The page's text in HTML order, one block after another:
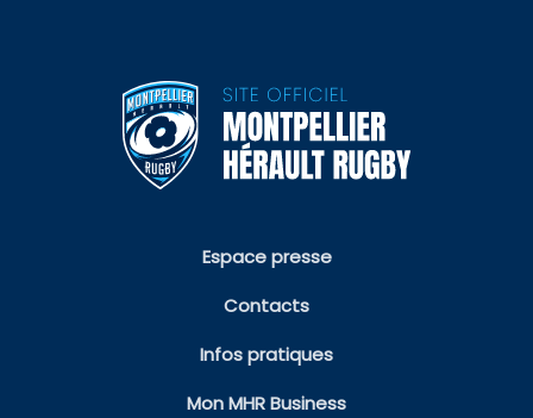
Espace presse
Contacts
Infos pratiques
Mon MHR Business